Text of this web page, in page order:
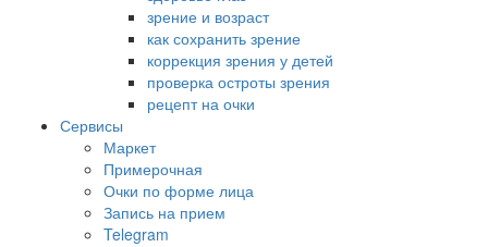
зрение и возраст
как сохранить зрение
коррекция зрения у детей
проверка остроты зрения
рецепт на очки
Сервисы
Маркет
Примерочная
Очки по форме лица
Запись на прием
Telegram